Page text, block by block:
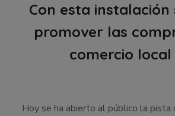
Con esta instalación
promover las
comercio
Hoy se ha abierto al público la pista